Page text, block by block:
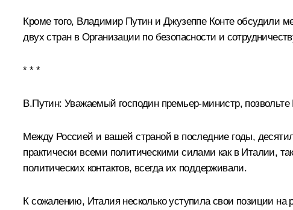
Кроме того, Владимир Путин и Джузеппе Контеобсудили
двух стран в Организации по безопасности и
* * *
В.Путин: Уважаемый господин премьер-министр,
Между Россией и вашей страной в последние годы,
практически всеми политическими силами как в Италии,
политических контактов, всегда их поддерживали.
К сожалению, Италия несколько уступила свои позиции на